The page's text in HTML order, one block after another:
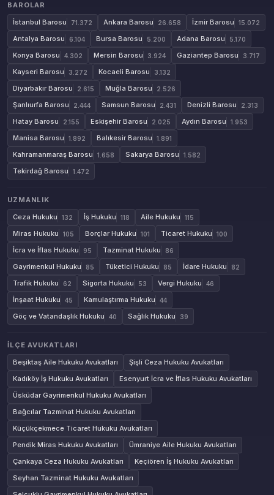
BAROLAR
İstanbul Barosu
71.372 Ankara Barosu 26.658 İzmir Barosu 15.072
Antalya Barosu 6.104 Bursa Barosu 5.200 Adana Barosu 5.170
Konya Barosu 4.302 Mersin Barosu 3.924 Gaziantep Barosu 3.717
Kayseri Barosu 3.272 Kocaeli Barosu 3.132
Diyarbakır Barosu 2.615 Muğla Barosu 2.526
Şanlıurfa Barosu 2.444 Samsun Barosu 2.431 Denizli Barosu 2.313
Hatay Barosu 2.155 Eskişehir Barosu 2.025 Aydın Barosu 1.953
Manisa Barosu 1.892 Balıkesir Barosu 1.891
Kahramanmaraş Barosu 1.658 Sakarya Barosu 1.582
Tekirdağ Barosu 1.472
UZMANLIK
Ceza Hukuku
132 İş Hukuku 118 Aile Hukuku 115
Miras Hukuku 105 Borçlar Hukuku 101 Ticaret Hukuku 100
İcra ve İflas Hukuku 95 Tazminat Hukuku 86
Gayrimenkul Hukuku 85 Tüketici Hukuku 85 İdare Hukuku 82
Trafik Hukuku 62 Sigorta Hukuku 53 Vergi Hukuku 46
İnşaat Hukuku 45 Kamulaştırma Hukuku 44
Göç ve Vatandaşlık Hukuku 40 Sağlık Hukuku 39
İLÇE AVUKATLARI
Beşiktaş Aile Hukuku Avukatları
Şişli Ceza Hukuku Avukatları
Kadıköy İş Hukuku Avukatları
Esenyurt İcra ve İflas Hukuku Avukatları
Üsküdar Gayrimenkul Hukuku Avukatları
Bağcılar Tazminat Hukuku Avukatları
Küçükçekmece Ticaret Hukuku Avukatları
Pendik Miras Hukuku Avukatları
Ümraniye Aile Hukuku Avukatları
Çankaya Ceza Hukuku Avukatları
Keçiören İş Hukuku Avukatları
Seyhan Tazminat Hukuku Avukatları